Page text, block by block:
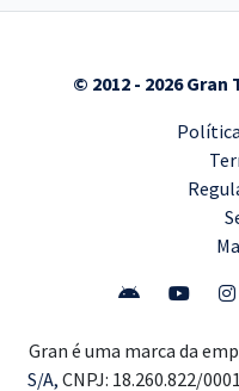
© 2012 - 2026
Gran é uma marca da
S/A, CNPJ: 18.260.822/